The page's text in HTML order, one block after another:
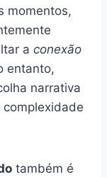
momentos,
a conexão
entanto,
narrativa
também é